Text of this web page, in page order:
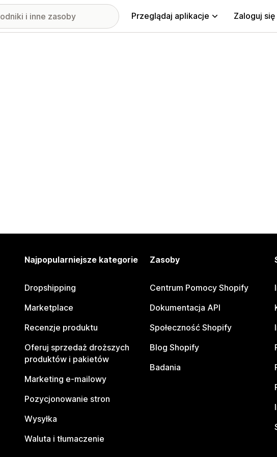
Przeglądaj aplikacje Zaloguj się
Najpopularniejsze kategorie
Dropshipping
Marketplace
Recenzje produktu
Oferuj sprzedaż droższych
produktów i pakietów
Marketing e-mailowy
Pozycjonowanie stron
Wysyłka
Waluta i tłumaczenie
Zasoby
Centrum Pomocy Shopify
Dokumentacja API
Społeczność Shopify
Blog Shopify
Badania